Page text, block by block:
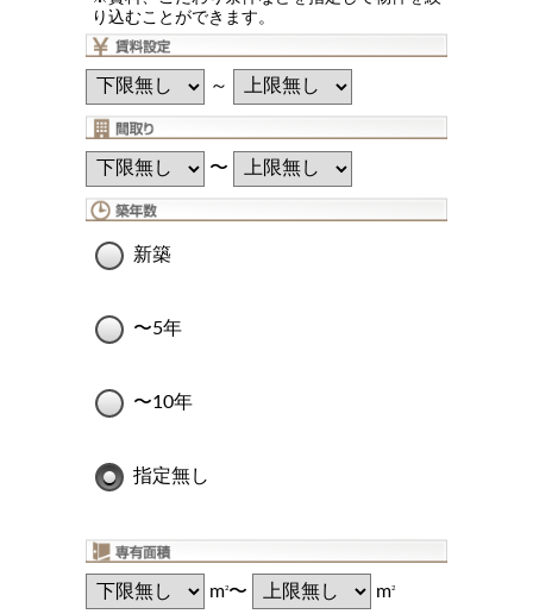
り込むことができます。
～
〜
新築
〜5年
〜10年
指定無し
m2〜 m2